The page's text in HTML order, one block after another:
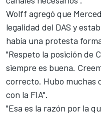
Wolff agregó que
legalidad del DAS y
había una protesta
"Respeto la posición de
siempre es buena.
correcto. Hubo muchas
con la FIA".
"Esa es la razón por la